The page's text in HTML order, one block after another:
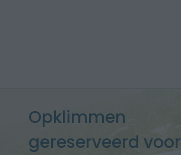
Opklimmen
gereserveerd voor